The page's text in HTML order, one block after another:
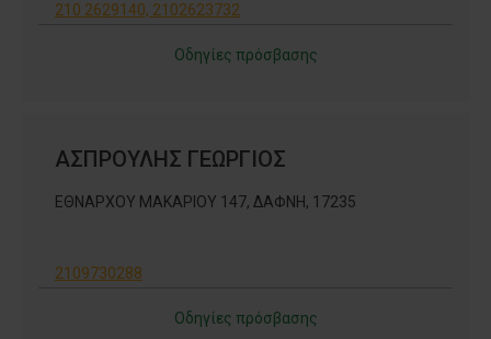
210 2629140, 2102623732
Οδηγίες πρόσβασης
ΑΣΠΡΟΥΛΗΣ ΓΕΩΡΓΙΟΣ
ΕΘΝΑΡΧΟΥ ΜΑΚΑΡΙΟΥ 147, ΔΑΦΝΗ, 17235
2109730288
Οδηγίες πρόσβασης